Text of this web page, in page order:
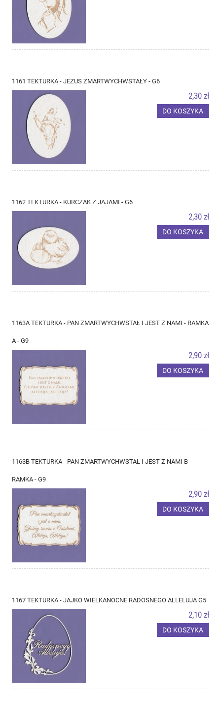
1161 TEKTURKA - JEZUS ZMARTWYCHWSTAŁY - G6
2,30 zł
DO KOSZYKA
1162 TEKTURKA - KURCZAK Z JAJAMI - G6
2,30 zł
DO KOSZYKA
1163A TEKTURKA - PAN ZMARTWYCHWSTAŁ I JEST Z NAMI - RAMKA
A - G9
2,90 zł
DO KOSZYKA
1163B TEKTURKA - PAN ZMARTWYCHWSTAŁ I JEST Z NAMI B -
RAMKA - G9
2,90 zł
DO KOSZYKA
1167 TEKTURKA - JAJKO WIELKANOCNE RADOSNEGO ALLELUJA G5
2,10 zł
DO KOSZYKA